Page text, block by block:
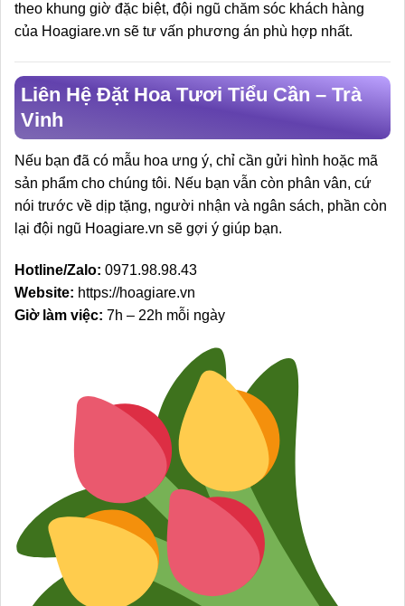
theo khung giờ đặc biệt, đội ngũ chăm sóc khách hàng
của Hoagiare.vn sẽ tư vấn phương án phù hợp nhất.
Liên Hệ Đặt Hoa Tươi Tiểu Cần – Trà
Vinh
Nếu bạn đã có mẫu hoa ưng ý, chỉ cần gửi hình hoặc mã
sản phẩm cho chúng tôi. Nếu bạn vẫn còn phân vân, cứ
nói trước về dịp tặng, người nhận và ngân sách, phần còn
lại đội ngũ Hoagiare.vn sẽ gợi ý giúp bạn.
Hotline/Zalo: 0971.98.98.43
Website: https://hoagiare.vn
Giờ làm việc: 7h – 22h mỗi ngày